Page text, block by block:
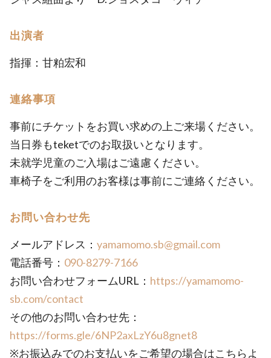
出演者
指揮：甘粕宏和
連絡事項
事前にチケットをお買い求めの上ご来場ください。
当日券もteketでのお取扱いとなります。
未就学児童のご入場はご遠慮ください。
車椅子をご利用のお客様は事前にご連絡ください。
お問い合わせ先
メールアドレス： yamamomo.sb@gmail.com
電話番号： 090-8279-7166
お問い合わせフォームURL： https://yamamomo-
sb.com/contact
その他のお問い合わせ先：
https://forms.gle/6NP2axLzY6u8gnet8
※お振込みでのお支払いをご希望の場合はこちらよ